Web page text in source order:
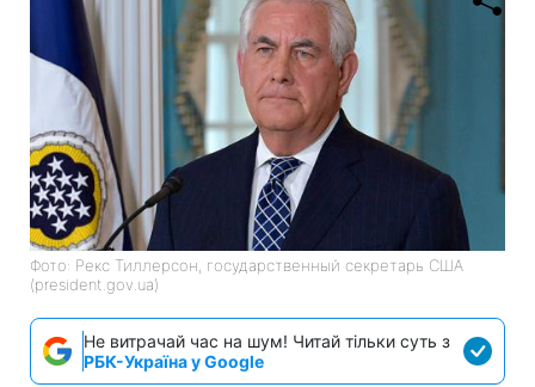
Фото: Рекс Тиллерсон, государственный секретарь США
(president.gov.ua)
Не витрачай час на шум! Читай тільки суть з
РБК-Україна у Google